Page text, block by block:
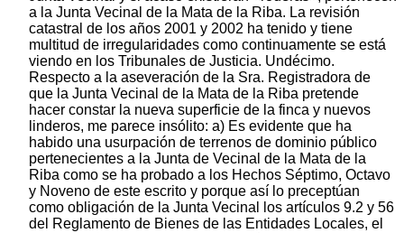
a la Junta Vecinal de la Mata de la Riba. La revisión
catastral de los años 2001 y 2002 ha tenido y tiene
multitud de irregularidades como continuamente se está
viendo en los Tribunales de Justicia. Undécimo.
Respecto a la aseveración de la Sra. Registradora de
que la Junta Vecinal de la Mata de la Riba pretende
hacer constar la nueva superficie de la finca y nuevos
linderos, me parece insólito: a) Es evidente que ha
habido una usurpación de terrenos de dominio público
pertenecientes a la Junta de Vecinal de la Mata de la
Riba como se ha probado a los Hechos Séptimo, Octavo
y Noveno de este escrito y porque así lo preceptúan
como obligación de la Junta Vecinal los artículos 9.2 y 56
del Reglamento de Bienes de las Entidades Locales, el